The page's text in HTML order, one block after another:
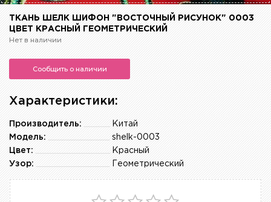
ТКАНЬ ШЕЛК ШИФОН "ВОСТОЧНЫЙ РИСУНОК" 0003
ЦВЕТ КРАСНЫЙ ГЕОМЕТРИЧЕСКИЙ
Нет в наличии
Сообщить о наличии
Характеристики:
Китай
Производитель:
shelk-0003
Модель:
Красный
Цвет:
Геометрический
Узор: